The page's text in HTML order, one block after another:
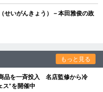
いがんきょう）－本田雅俊の政
もっと見る
品を一斉投入 名店監修から冷
ス”を開催中